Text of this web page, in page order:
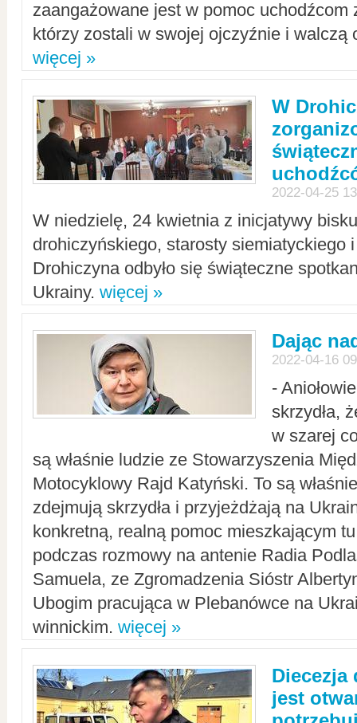
zaangażowane jest w pomoc uchodźcom
którzy zostali w swojej ojczyźnie i walczą
więcej »
W
2022-04-25
W niedzielę, 24 kwietnia z inicjatywy
drohiczyńskiego, starosty siemiatyckiego
Drohiczyna odbyło się świąteczne
Ukrainy. więcej »
Dając
2022-04-16
-
skrzydła,
w szarej
są właśnie ludzie ze Stowarzyszenia
Motocyklowy Rajd Katyński. To są
zdejmują skrzydła i przyjeżdżają na
konkretną, realną pomoc mieszkającym
podczas rozmowy na antenie Radia
Samuela, ze Zgromadzenia Sióstr
Ubogim pracująca w Plebanówce na
winnickim. więcej »
Diecezja
jest